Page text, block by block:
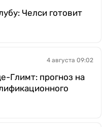
Челси готовит
4 августа 09:02
Глимт: прогноз на